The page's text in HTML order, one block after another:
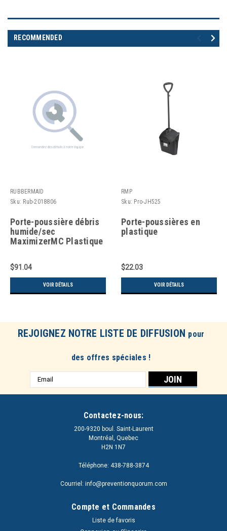
RECOMMENDED
RUBBERMAID
Sku: Rub-2018806
Porte-poussière débris
humide/sec
MaximizerMC Plastique
$91.04
VOIR DÉTAILS
RMP
Sku: Pro-JH525
Porte-poussières en
plastique
$22.03
VOIR DÉTAILS
REJOIGNEZ NOTRE LISTE DE DIFFUSION pour
des offres spéciales !
Adresse
e-
Contactez-nous:
200-9320 boul. Saint-Laurent
Montréal, Quebec
H2N 1N7
Téléphone: 438-788-3874
Courriel: info@preventionquorum.com
Compte et Commandes
Liste de favoris